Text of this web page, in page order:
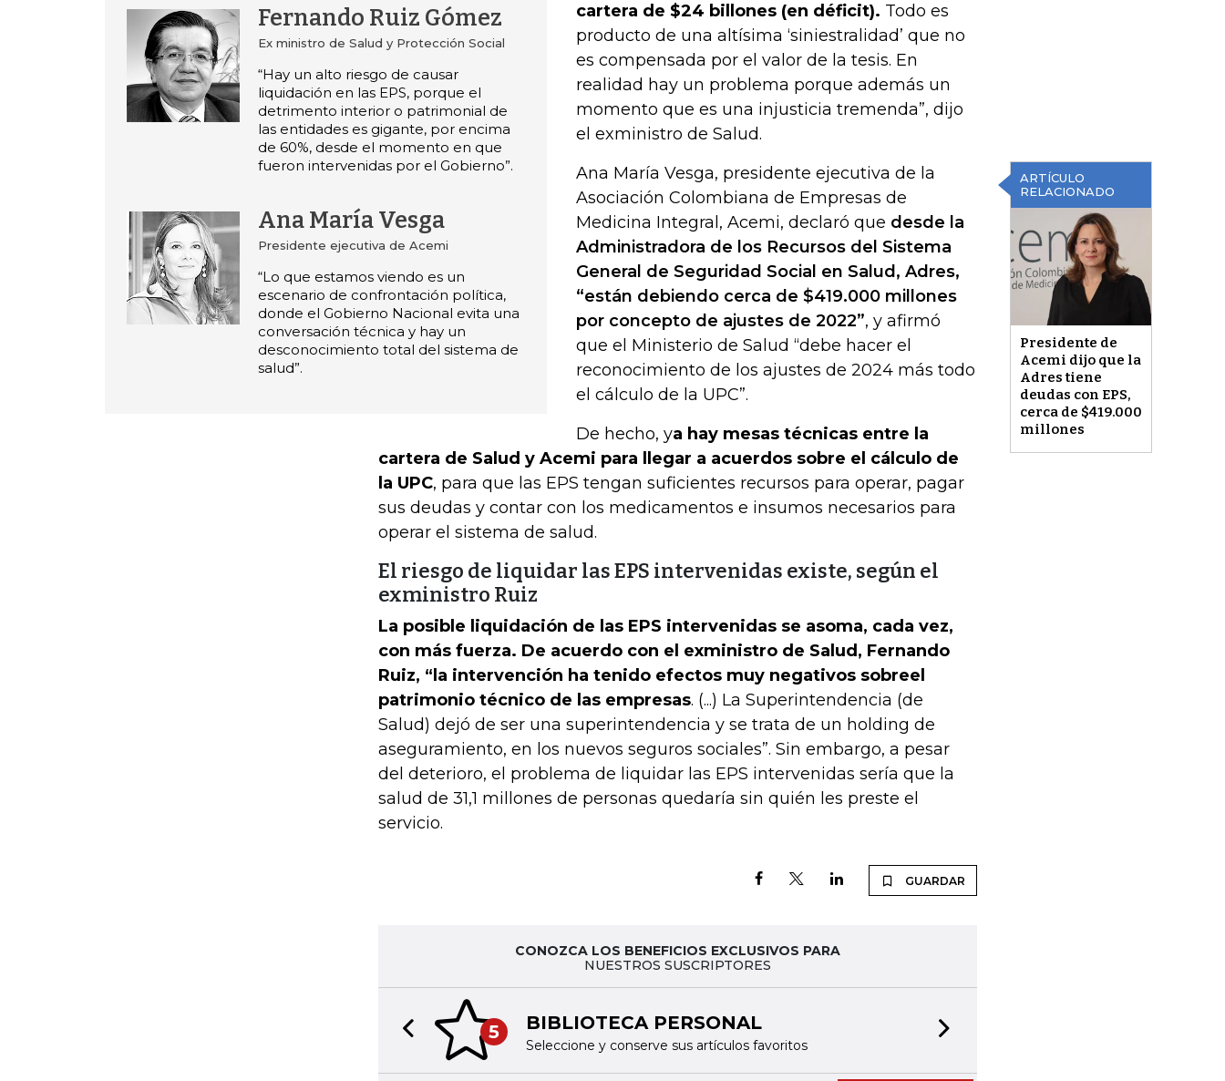
Fernando Ruiz Gómez
Ex ministro de Salud y Protección Social
“Hay un alto riesgo de causar
liquidación en las EPS, porque el
detrimento interior o patrimonial de
las entidades es gigante, por encima
de 60%, desde el momento en que
fueron intervenidas por el Gobierno”.
Ana María Vesga
Presidente ejecutiva de Acemi
“Lo que estamos viendo es un
escenario de confrontación política,
donde el Gobierno Nacional evita una
conversación técnica y hay un
desconocimiento total del sistema de
salud”.
cartera de $24 billones (en déficit). Todo es
producto de una altísima ‘siniestralidad’ que no
es compensada por el valor de la tesis. En
realidad hay un problema porque además un
momento que es una injusticia tremenda”, dijo
el exministro de Salud.
ARTÍCULO
RELACIONADO
Presidente de
Acemi dijo que la
Adres tiene
deudas con EPS,
cerca de $419.000
millones
Ana María Vesga, presidente ejecutiva de la
Asociación Colombiana de Empresas de
Medicina Integral, Acemi, declaró que desde la
Administradora de los Recursos del Sistema
General de Seguridad Social en Salud, Adres,
“están debiendo cerca de $419.000 millones
por concepto de ajustes de 2022”, y afirmó
que el Ministerio de Salud “debe hacer el
reconocimiento de los ajustes de 2024 más todo
el cálculo de la UPC”.
De hecho, ya hay mesas técnicas entre la
cartera de Salud y Acemi para llegar a acuerdos sobre el cálculo de
la UPC, para que las EPS tengan suficientes recursos para operar, pagar
sus deudas y contar con los medicamentos e insumos necesarios para
operar el sistema de salud.
El riesgo de liquidar las EPS intervenidas existe, según el
exministro Ruiz
La posible liquidación de las EPS intervenidas se asoma, cada vez,
con más fuerza. De acuerdo con el exministro de Salud, Fernando
Ruiz, “la intervención ha tenido efectos muy negativos sobreel
patrimonio técnico de las empresas. (...) La Superintendencia (de
Salud) dejó de ser una superintendencia y se trata de un holding de
aseguramiento, en los nuevos seguros sociales”. Sin embargo, a pesar
del deterioro, el problema de liquidar las EPS intervenidas sería que la
salud de 31,1 millones de personas quedaría sin quién les preste el
servicio.
GUARDAR
CONOZCA LOS BENEFICIOS EXCLUSIVOS PARA
NUESTROS SUSCRIPTORES
5 BIBLIOTECA PERSONAL
Seleccione y conserve sus artículos favoritos
Previous slide